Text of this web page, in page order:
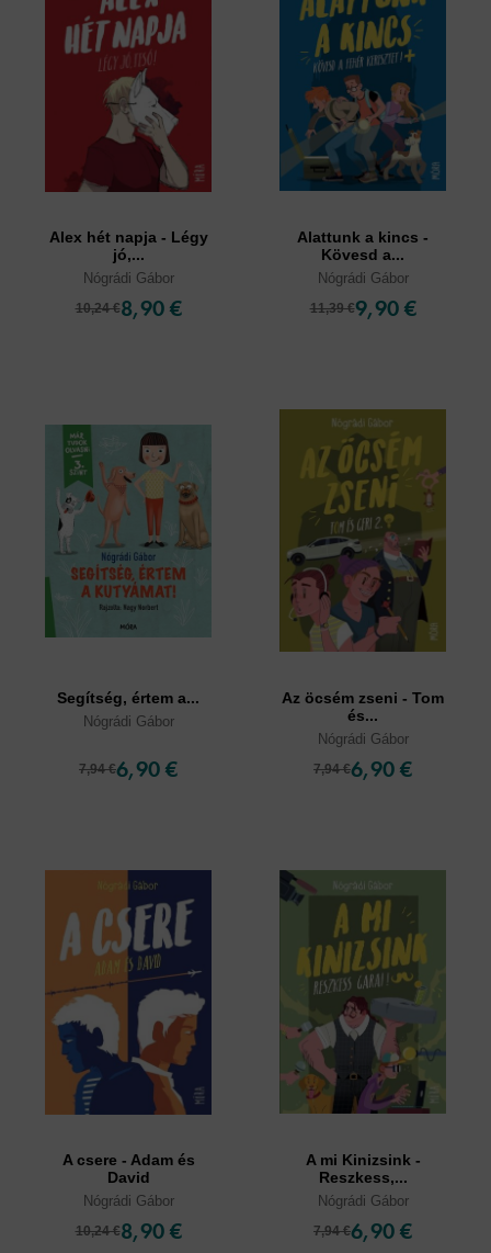
Alex hét napja - Légy
jó,...
Nógrádi Gábor
10,24 €8,90 €
Alattunk a kincs -
Kövesd a...
Nógrádi Gábor
11,39 €9,90 €
Segítség, értem a...
Nógrádi Gábor
7,94 €6,90 €
Az öcsém zseni - Tom
és...
Nógrádi Gábor
7,94 €6,90 €
A csere - Adam és
David
Nógrádi Gábor
10,24 €8,90 €
A mi Kinizsink -
Reszkess,...
Nógrádi Gábor
7,94 €6,90 €